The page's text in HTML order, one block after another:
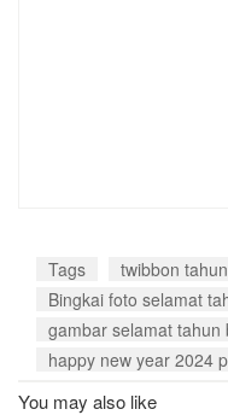
Tags
twibbon
Bingkai foto selamat
gambar selamat tahun
happy new year 2024
You may also like